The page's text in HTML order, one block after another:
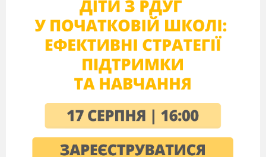
Чи може переміщення переводити:
А) сторону паралелограма в протилежну
сторону?